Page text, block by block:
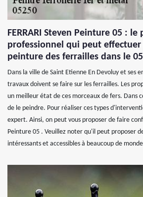
FERRARI Steven Peinture 05 : le
professionnel qui peut effectuer
peinture des ferrailles dans le
Dans la ville de Saint Etienne En Devoluy et ses
travaux doivent se faire sur les ferrailles. Les
un meilleur état de ces morceaux de fers. Dans
de le peindre. Pour réaliser ces types
expert. Ainsi, on peut vous proposer de faire
Peinture 05 . Veuillez noter qu'il peut proposer
intéressants et accessibles à beaucoup de